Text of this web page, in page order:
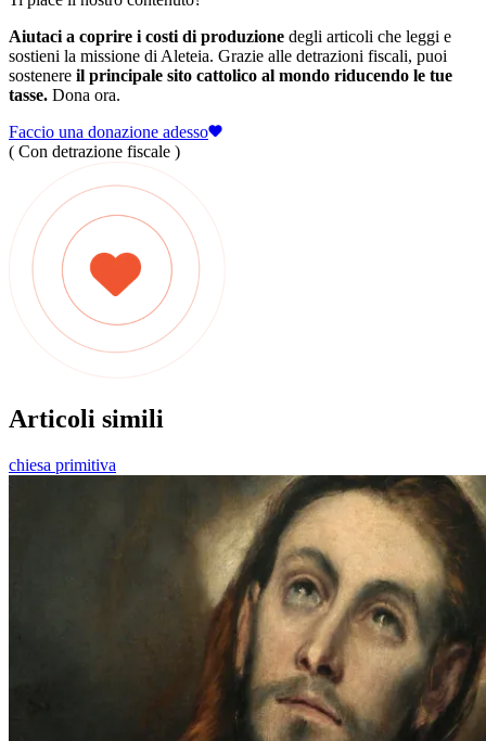
Aiutaci a coprire i costi di produzione degli articoli che leggi e
sostieni la missione di Aleteia. Grazie alle detrazioni fiscali, puoi
sostenere il principale sito cattolico al mondo riducendo le tue
tasse. Dona ora.
Faccio una donazione adesso
( Con detrazione fiscale )
Articoli simili
chiesa primitiva